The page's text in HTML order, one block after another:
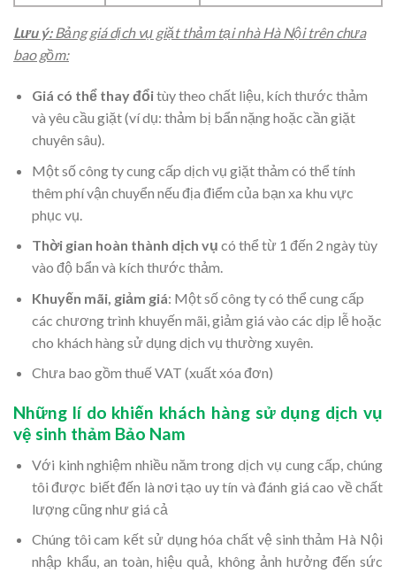
Lưu ý:Bảng giá dịch vụ giặt thảm tại nhà Hà Nội trên chưa
bao gồm:
Giá có thể thay đổitùy theo chất liệu, kích thước thảm
và yêu cầu giặt (ví dụ: thảm bị bẩn nặng hoặc cần giặt
chuyên sâu).
Một số công ty cung cấp dịch vụ giặt thảm có thể tính
thêm phí vận chuyển nếu địa điểm của bạn xa khu vực
phục vụ.
Thời gian hoàn thành dịch vụ có thể từ 1 đến 2 ngày tùy
vào độ bẩn và kích thước thảm.
Khuyến mãi, giảm giá: Một số công ty có thể cung cấp
các chương trình khuyến mãi, giảm giá vào các dịp lễ hoặc
cho khách hàng sử dụng dịch vụ thường xuyên.
Chưa bao gồm thuế VAT (xuất xóa đơn)
Những lí do khiến khách hàng sử dụng dịch vụ
vệ sinh thảm Bảo Nam
Với kinh nghiệm nhiều năm trong dịch vụ cung cấp, chúng
tôi được biết đến là nơi tạo uy tín và đánh giá cao về chất
lượng cũng như giá cả
Chúng tôi cam kết sử dụng hóa chất vệ sinh thảm Hà Nội
nhập khẩu, an toàn, hiệu quả, không ảnh hưởng đến sức